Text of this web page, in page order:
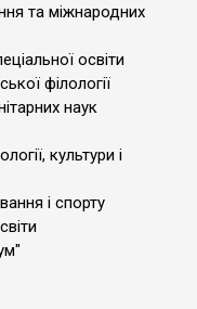
та міжнародних
освіти
філології
наук
культури і
і спорту